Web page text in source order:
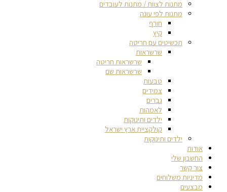
מתנות לצוות / מתנות לעובדים
מתנות לפי עונה
חורף
קיץ
תכשיטים עם חריטה
שרשראות
שרשראות חריטה
שרשראות שם
טבעות
צמידים
גברים
לאמהות
ילדים ותינוקות
קולקציית ארץ ישראל
ילדים ותינוקות
אודות
החשבון שלי
צור קשר
מדיניות משלוחים
מבצעים